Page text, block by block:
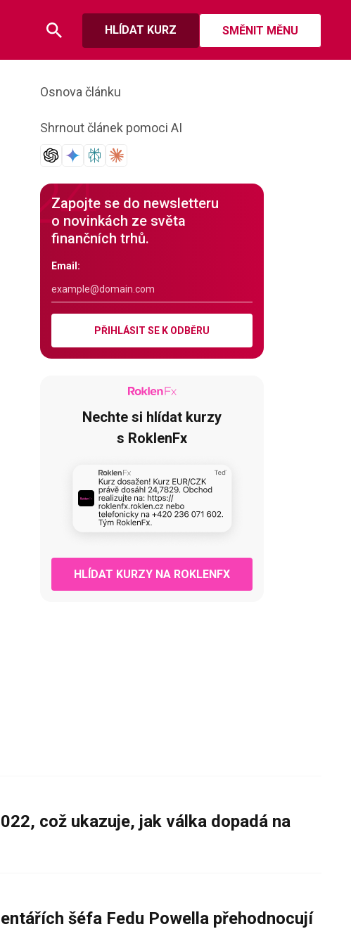
HLÍDAT KURZ SMĚNIT MĚNU
Osnova článku
Shrnout článek pomoci AI
Zapojte se do newsletteru
o novinkách ze světa
finančních trhů.
Email:
PŘIHLÁSIT SE K ODBĚRU
Nechte si hlídat kurzy
s RoklenFx
HLÍDAT KURZY NA ROKLENFX
což ukazuje, jak válka dopadá na
šéfa Fedu Powella přehodnocují